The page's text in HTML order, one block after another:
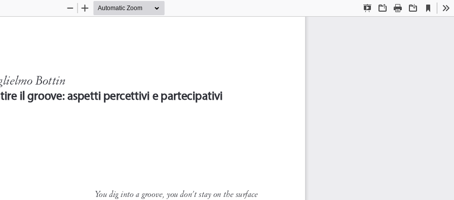
Presentation
OpenPrint Download
Current
View
Zoom
Zoom
Bottin
il groove: aspetti percettivi e partecipativi
il groove: aspetti percettivi e partecipativi
You dig into a groove, you don’t stay on the surface